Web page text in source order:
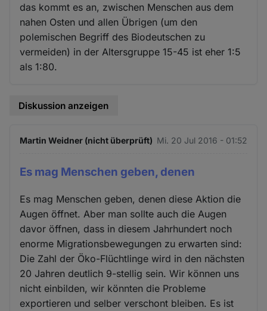
das kommt es an, zwischen Menschen aus dem
nahen Osten und allen Übrigen (um den
polemischen Begriff des Biodeutschen zu
vermeiden) in der Altersgruppe 15-45 ist eher 1:5
als 1:80.
Diskussion anzeigen
Martin Weidner (nicht überprüft) Mi. 20 Jul 2016 - 01:52
Es mag Menschen geben, denen
Es mag Menschen geben, denen diese Aktion die
Augen öffnet. Aber man sollte auch die Augen
davor öffnen, dass in diesem Jahrhundert noch
enorme Migrationsbewegungen zu erwarten sind:
Die Zahl der Öko-Flüchtlinge wird in den nächsten
20 Jahren deutlich 9-stellig sein. Wir können uns
nicht einbilden, wir könnten die Probleme
exportieren und selber verschont bleiben. Es ist